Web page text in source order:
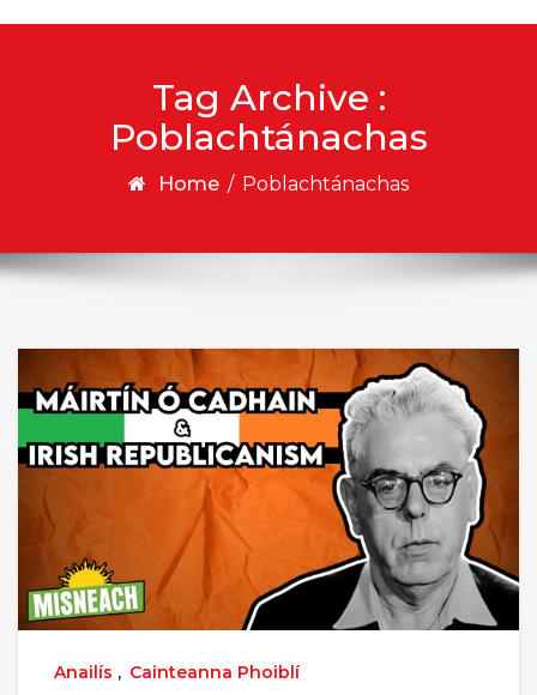
Tag Archive :
Poblachtánachas
Home / Poblachtánachas
Anailís , Cainteanna Phoiblí